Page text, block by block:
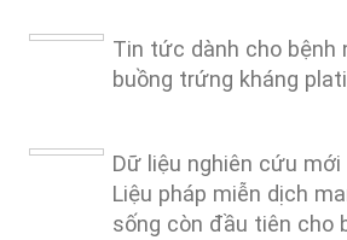
Tin tức dành cho bệnh
buồng trứng kháng
Dữ liệu nghiên cứu
Liệu pháp miễn dịch
sống còn đầu tiên cho